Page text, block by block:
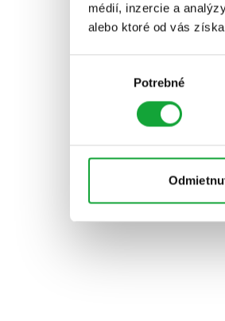
médií, inzercie a
alebo ktoré od vás
Potrebné